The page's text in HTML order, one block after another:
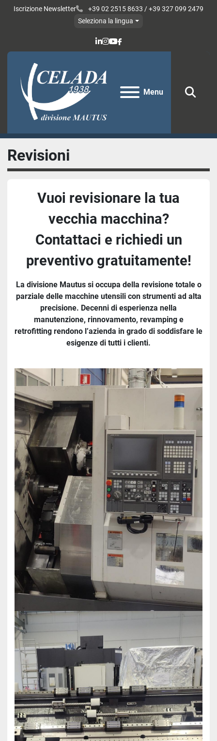
linkedin
instagram
youtube
facebook
Iscrizione Newsletter
+39 02 2515 8633 / +39 327 099 2479
Seleziona la lingua
Menu
Cerca
Revisioni
Vuoi revisionare la tua
vecchia macchina?
Contattaci e richiedi un
preventivo gratuitamente!
La divisione Mautus si occupa della revisione totale o
parziale delle macchine utensili con strumenti ad alta
precisione. Decenni di esperienza nella
manutenzione, rinnovamento, revamping e
retrofitting rendono l’azienda in grado di soddisfare le
esigenze di tutti i clienti.